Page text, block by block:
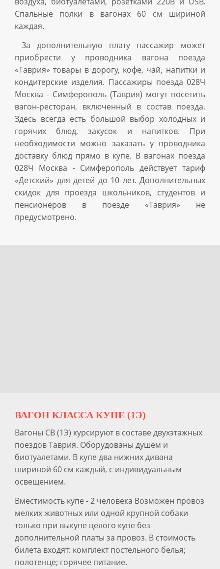
Спальные полки в вагонах 60 см шириной
каждая.
За дополнительную плату пассажир может
приобрести у проводника вагона поезда
«Таврия» товары в дорогу, кофе, чай, напитки и
кондитерские изделия. Пассажиры поезда 028Ч
Москва - Симферополь (Таврия) могут посетить
вагон-ресторан, включенный в состав поезда.
Здесь всегда есть большой выбор холодных и
горячих блюд, закусок и напитков. При
необходимости можно заказать у проводника
доставку блюд прямо в купе. В вагонах поезда
028Ч Москва - Симферополь действует тариф
«Детский» для детей до 10 лет. Дополнительных
скидок для проезда школьников, студентов и
пенсионеров в поезде «Таврия» не
предусмотрено.
ВАГОН КЛАССА КУПЕ (1Э)
Вагоны СВ (1Э) курсируют в составе двухэтажных
поездов Таврия. Оборудованы душем и
биотуалетами. В купе два нижних дивана
шириной 60 см каждый, с индивидуальным
освещением.
Вместимость купе - 2 человека Возможен провоз
мелких животных или одной крупной собаки
только при выкупе целого купе без
дополнительной платы за провоз. В стоимость
билета входят: комплект постельного белья;
полотенце; горячее питание.